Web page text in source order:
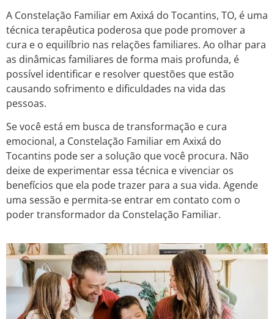
A Constelação Familiar em Axixá do Tocantins, TO, é uma
técnica terapêutica poderosa que pode promover a
cura e o equilíbrio nas relações familiares. Ao olhar para
as dinâmicas familiares de forma mais profunda, é
possível identificar e resolver questões que estão
causando sofrimento e dificuldades na vida das
pessoas.
Se você está em busca de transformação e cura
emocional, a Constelação Familiar em Axixá do
Tocantins pode ser a solução que você procura. Não
deixe de experimentar essa técnica e vivenciar os
benefícios que ela pode trazer para a sua vida. Agende
uma sessão e permita-se entrar em contato com o
poder transformador da Constelação Familiar.